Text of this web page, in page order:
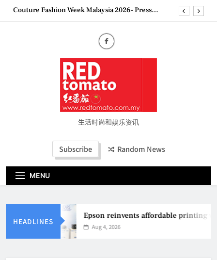
SkipCouture Fashion Week Malaysia 2026– Press
妈妈提供分享剖腹产复原历程的空间
2026 全国房地产大奖创历史纪录 见证马来西亚房
地产经纪行业蓬勃发展
Epson reinvents affordable printing with next-
generation EcoTank Series
Couture Fashion Week Malaysia 2026– Press
“See Her Heal – 1,000 Untold Stories” 为马来西亚
妈妈提供分享剖腹产复原历程的空间
地产经纪行业蓬勃发展
生活时尚和娱乐资讯
Subscribe Random News
MENU
HEADLINES
Epson reinvents affordable printing
Aug 4, 2026